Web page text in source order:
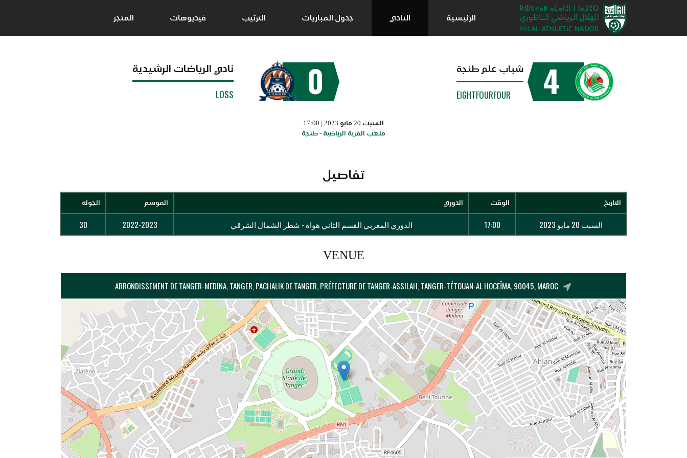
الرئيسية النادي جدول المباريات الترتيب فيديوهات المتجر
4 شباب علم طنجة
EIGHTFOURFOUR
0 نادي الرياضات الرشيدية
LOSS
السبت 20 مايو 2023 | 17:00
ملعب القرية الرياضية - طنجة
تفاصيل
التاريخ الوقت الدوري الموسم الجولة
السبت 20 مايو 2023 17:00 الدوري المغربي القسم الثاني هواة - شطر الشمال الشرقي 2022-2023
30
VENUE
ARRONDISSEMENT DE TANGER-MEDINA, TANGER, PACHALIK DE TANGER, PRÉFECTURE DE TANGER-ASSILAH, TANGER-TÉTOUAN-AL HOCEÏMA, 90045, MAROC